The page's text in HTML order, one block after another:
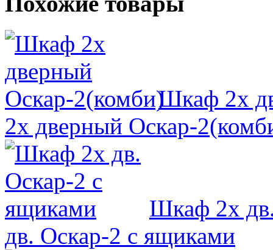
Шкаф 2х
2х дверный Оскар-
Шкаф 2х
дв. Оскар-2 с ящиками